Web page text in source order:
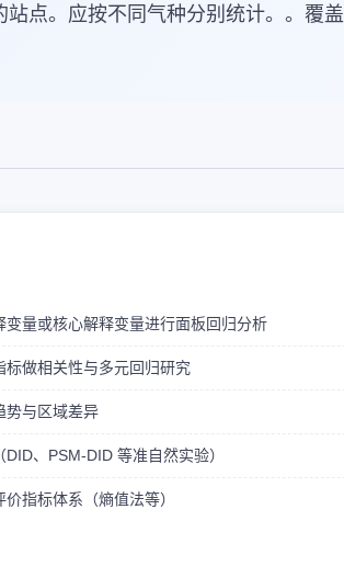
点。应按不同气种分别统计。。覆盖
变量或核心解释变量进行面板回归分析
标做相关性与多元回归研究
势与区域差异
、PSM-DID 等准自然实验）
指标体系（熵值法等）